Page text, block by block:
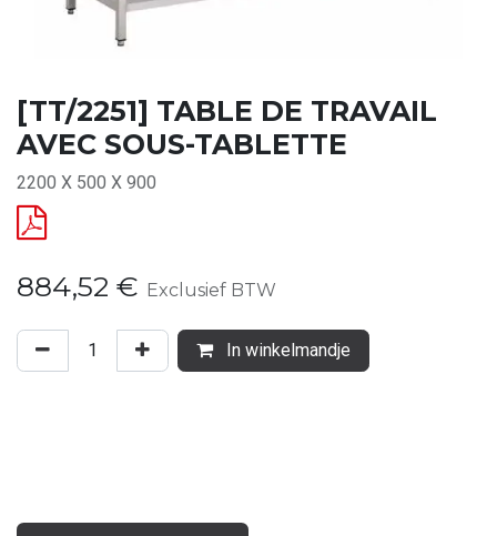
[TT/2251] TABLE DE TRAVAIL
AVEC SOUS-TABLETTE
2200 X 500 X 900
884,52 € Exclusief BTW
In winkelmandje